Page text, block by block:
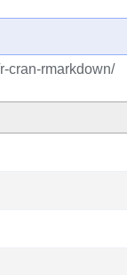
cran-rmarkdown/